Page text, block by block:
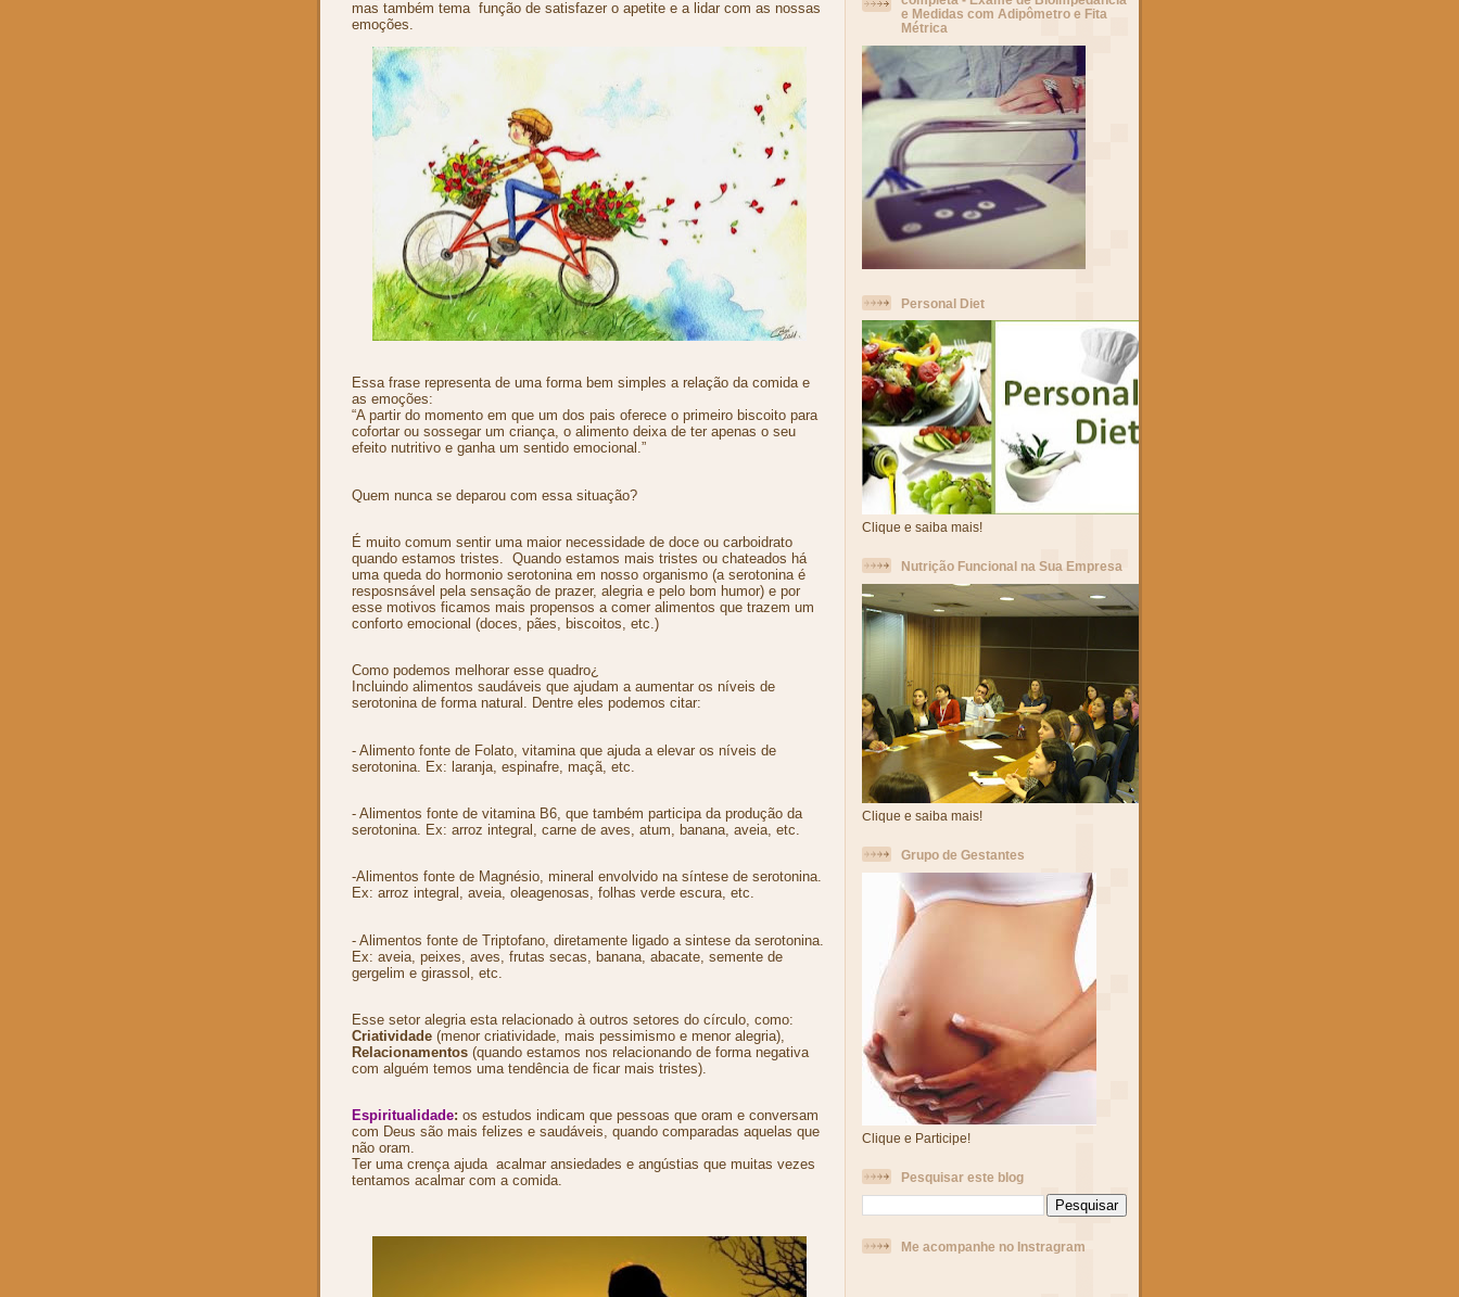
mas também tema função de satisfazer o apetite e a lidar com as nossas
emoções.
Essa frase representa de uma forma bem simples a relação da comida e
as emoções:
“A partir do momento em que um dos pais oferece o primeiro biscoito para
cofortar ou sossegar um criança, o alimento deixa de ter apenas o seu
efeito nutritivo e ganha um sentido emocional.”
Quem nunca se deparou com essa situação?
É muito comum sentir uma maior necessidade de doce ou carboidrato
quando estamos tristes.
Quando estamos mais tristes ou chateados há
uma queda do hormonio serotonina em nosso organismo (a serotonina é
resposnsável pela sensação de prazer, alegria e pelo bom humor) e por
esse motivos ficamos mais propensos a comer alimentos que trazem um
conforto emocional (doces, pães, biscoitos, etc.)
Como podemos melhorar esse quadro¿
Incluindo alimentos saudáveis que ajudam a aumentar os níveis de
serotonina de forma natural. Dentre eles podemos citar:
- Alimento fonte de Folato, vitamina que ajuda a elevar os níveis de
serotonina. Ex: laranja, espinafre, maçã, etc.
- Alimentos fonte de vitamina B6, que também participa da produção da
serotonina. Ex: arroz integral, carne de aves, atum, banana, aveia, etc.
-Alimentos fonte de Magnésio, mineral envolvido na síntese de serotonina.
Ex: arroz integral, aveia, oleagenosas, folhas verde escura, etc.
- Alimentos fonte de Triptofano, diretamente ligado a sintese da serotonina.
Ex: aveia, peixes, aves, frutas secas, banana, abacate, semente de
gergelim e girassol, etc.
Esse setor alegria esta relacionado à outros setores do círculo, como:
Criatividade (menor criatividade, mais pessimismo e menor alegria),
Relacionamentos (quando estamos nos relacionando de forma negativa
com alguém temos uma tendência de ficar mais tristes).
Espiritualidade: os estudos indicam que pessoas que oram e conversam
com Deus são mais felizes e saudáveis, quando comparadas aquelas que
não oram.
Ter uma crença ajuda acalmar ansiedades e angústias que muitas vezes
tentamos acalmar com a comida.
e Medidas com Adipômetro e Fita
Métrica
Personal Diet
Clique e saiba mais!
Nutrição Funcional na Sua Empresa
Clique e saiba mais!
Grupo de Gestantes
Clique e Participe!
Pesquisar este blog
Me acompanhe no Instragram